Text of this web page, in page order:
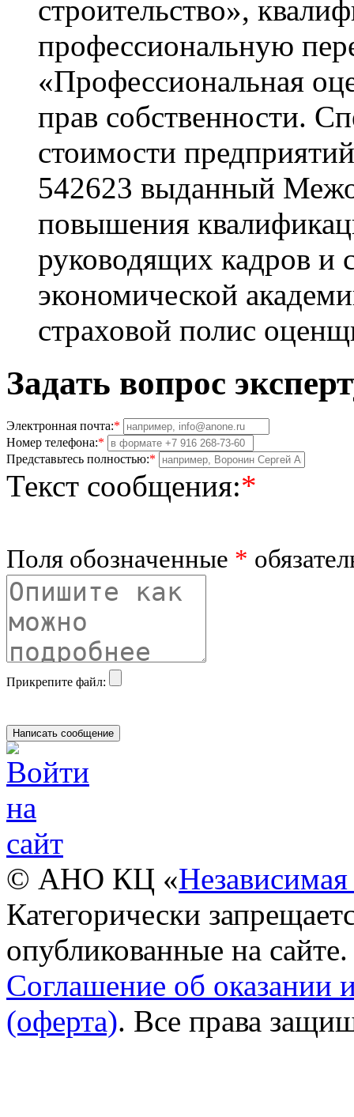
строительство»,
профессиональную
«Профессиональная
прав собственности.
стоимости
542623 выданный
повышения
руководящих кадров и
экономической
страховой полис
Задать вопрос
Электронная почта:*
Номер телефона:*
Представьтесь полностью:*
Текст сообщения:*
Поля обозначенные *
Прикрепите файл:
© АНО КЦ «Независимая
Категорически
опубликованные на сайте.
Соглашение об оказании
(оферта). Все права